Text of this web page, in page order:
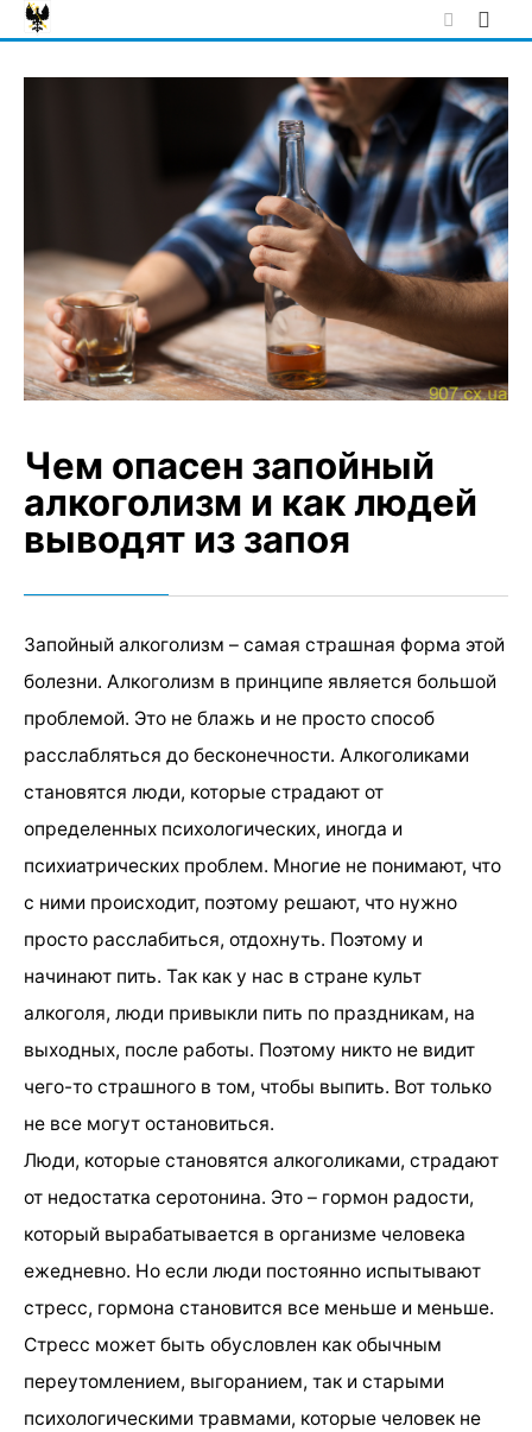
Skip
to
Чем опасен запойный
алкоголизм и как людей
выводят из запоя
Запойный алкоголизм – самая страшная форма этой
болезни. Алкоголизм в принципе является большой
проблемой. Это не блажь и не просто способ
расслабляться до бесконечности. Алкоголиками
становятся люди, которые страдают от
определенных психологических, иногда и
психиатрических проблем. Многие не понимают, что
с ними происходит, поэтому решают, что нужно
просто расслабиться, отдохнуть. Поэтому и
начинают пить. Так как у нас в стране культ
алкоголя, люди привыкли пить по праздникам, на
выходных, после работы. Поэтому никто не видит
чего-то страшного в том, чтобы выпить. Вот только
не все могут остановиться.
Люди, которые становятся алкоголиками, страдают
от недостатка серотонина. Это – гормон радости,
который вырабатывается в организме человека
ежедневно. Но если люди постоянно испытывают
стресс, гормона становится все меньше и меньше.
Стресс может быть обусловлен как обычным
переутомлением, выгоранием, так и старыми
психологическими травмами, которые человек не